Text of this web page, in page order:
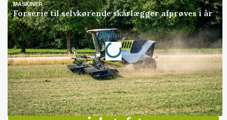
MASKINER
Forserie til selvkørende skårlægger afprøves i år
Annonce
Loading...
Jobs
i samarbejde med